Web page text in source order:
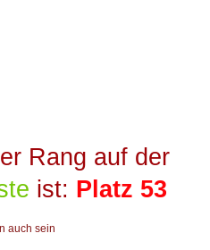
Rang auf der
ist: Platz 53
auch sein